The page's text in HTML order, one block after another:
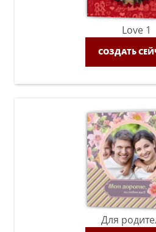
Love 1
СОЗДАТЬ
Для